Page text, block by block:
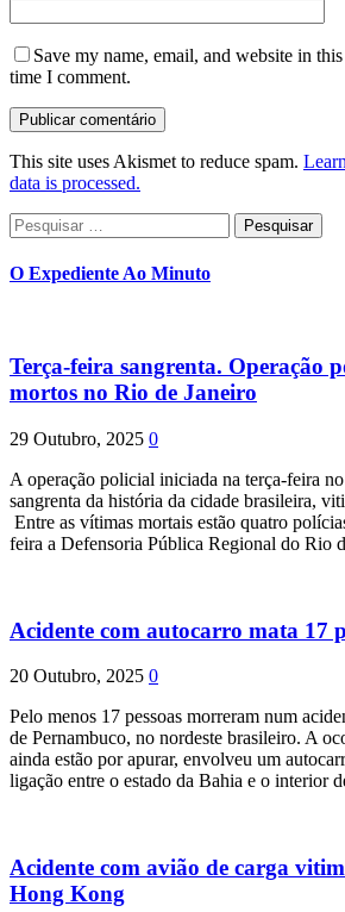
Save my name, email, and website in
time I comment.
This site uses Akismet to reduce spam.
data is processed.
Pesquisar
por:
O Expediente Ao Minuto
Terça-feira sangrenta. Operação
mortos no Rio de Janeiro
29 Outubro, 2025 0
A operação policial iniciada na terça-feira
sangrenta da história da cidade brasileira,
Entre as vítimas mortais estão quatro
feira a Defensoria Pública Regional do Rio
Acidente com autocarro mata 17
20 Outubro, 2025 0
Pelo menos 17 pessoas morreram num
de Pernambuco, no nordeste brasileiro. A
ainda estão por apurar, envolveu um
ligação entre o estado da Bahia e o interior
Acidente com avião de carga
Hong Kong